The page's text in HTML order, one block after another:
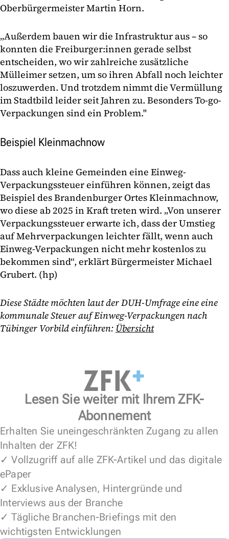
Oberbürgermeister Martin Horn.
„Außerdem bauen wir die Infrastruktur aus – so
konnten die Freiburger:innen gerade selbst
entscheiden, wo wir zahlreiche zusätzliche
Mülleimer setzen, um so ihren Abfall noch leichter
loszuwerden. Und trotzdem nimmt die Vermüllung
im Stadtbild leider seit Jahren zu. Besonders To-go-
Verpackungen sind ein Problem."
Beispiel Kleinmachnow
Dass auch kleine Gemeinden eine Einweg-
Verpackungssteuer einführen können, zeigt das
Beispiel des Brandenburger Ortes Kleinmachnow,
wo diese ab 2025 in Kraft treten wird. „Von unserer
Verpackungssteuer erwarte ich, dass der Umstieg
auf Mehrverpackungen leichter fällt, wenn auch
Einweg-Verpackungen nicht mehr kostenlos zu
bekommen sind“, erklärt Bürgermeister Michael
Grubert. (hp)
Diese Städte möchten laut der DUH-Umfrage eine eine
kommunale Steuer auf Einweg-Verpackungen nach
Tübinger Vorbild einführen: Übersicht
Lesen Sie weiter mit Ihrem ZFK-
Abonnement
Erhalten Sie uneingeschränkten Zugang zu allen
Inhalten der ZFK!
✓ Vollzugriff auf alle ZFK-Artikel und das digitale
ePaper
✓ Exklusive Analysen, Hintergründe und
Interviews aus der Branche
✓ Tägliche Branchen-Briefings mit den
wichtigsten Entwicklungen